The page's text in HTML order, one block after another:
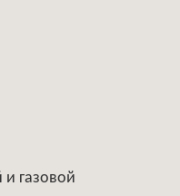
газовой